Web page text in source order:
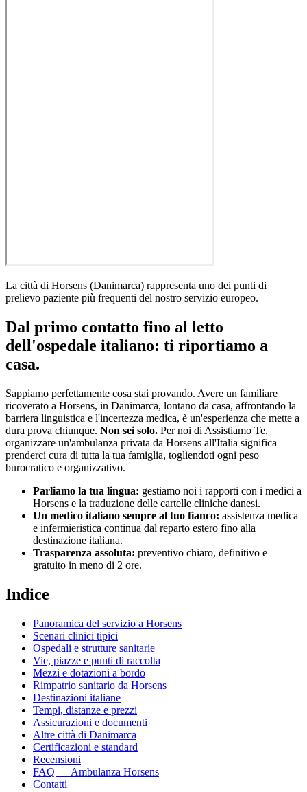
La città di Horsens (Danimarca) rappresenta uno dei punti di
prelievo paziente più frequenti del nostro servizio europeo.
Dal primo contatto fino al letto
dell'ospedale italiano: ti riportiamo a
casa.
Sappiamo perfettamente cosa stai provando. Avere un familiare
ricoverato a Horsens, in Danimarca, lontano da casa, affrontando la
barriera linguistica e l'incertezza medica, è un'esperienza che mette a
dura prova chiunque. Non sei solo. Per noi di Assistiamo Te,
organizzare un'ambulanza privata da Horsens all'Italia significa
prenderci cura di tutta la tua famiglia, togliendoti ogni peso
burocratico e organizzativo.
Parliamo la tua lingua: gestiamo noi i rapporti con i medici a
Horsens e la traduzione delle cartelle cliniche danesi.
Un medico italiano sempre al tuo fianco: assistenza medica
e infermieristica continua dal reparto estero fino alla
destinazione italiana.
Trasparenza assoluta: preventivo chiaro, definitivo e
gratuito in meno di 2 ore.
Indice
Panoramica del servizio a Horsens
Scenari clinici tipici
Ospedali e strutture sanitarie
Vie, piazze e punti di raccolta
Mezzi e dotazioni a bordo
Rimpatrio sanitario da Horsens
Destinazioni italiane
Tempi, distanze e prezzi
Assicurazioni e documenti
Altre città di Danimarca
Certificazioni e standard
Recensioni
FAQ — Ambulanza Horsens
Contatti